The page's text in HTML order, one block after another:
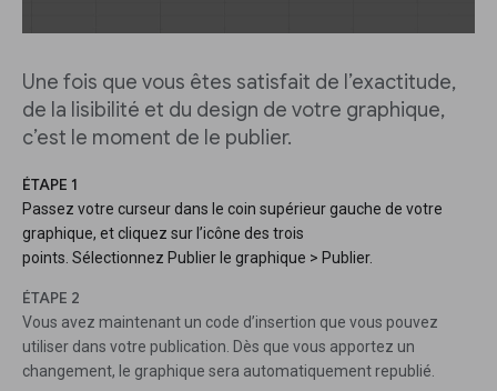
Une fois que vous êtes satisfait de l’exactitude,
de la lisibilité et du design de votre graphique,
c’est le moment de le publier.
ÉTAPE 1
Passez votre curseur dans le coin supérieur gauche de votre
graphique, et cliquez sur l’icône des trois
points. Sélectionnez Publier le graphique > Publier.
ÉTAPE 2
Vous avez maintenant un code d’insertion que vous pouvez
utiliser dans votre publication. Dès que vous apportez un
changement, le graphique sera automatiquement republié.